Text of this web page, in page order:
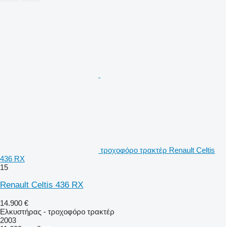
τροχοφόρο τρακτέρ Renault Celtis
436 RX
15
Renault Celtis 436 RX
14.900 €
Ελκυστήρας - τροχοφόρο τρακτέρ
2003